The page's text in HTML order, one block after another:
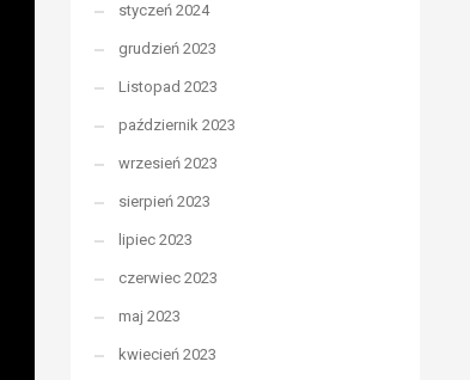
styczeń 2024
grudzień 2023
Listopad 2023
październik 2023
wrzesień 2023
sierpień 2023
lipiec 2023
czerwiec 2023
maj 2023
kwiecień 2023